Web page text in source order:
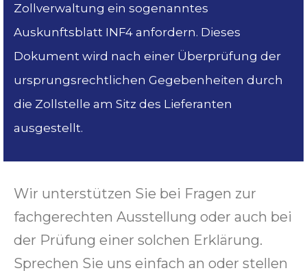
Zollverwaltung ein sogenanntes
Auskunftsblatt INF4 anfordern. Dieses
Dokument wird nach einer Überprüfung der
ursprungsrechtlichen Gegebenheiten durch
die Zollstelle am Sitz des Lieferanten
ausgestellt.
Wir unterstützen Sie bei Fragen zur
fachgerechten Ausstellung oder auch bei
der Prüfung einer solchen Erklärung.
Sprechen Sie uns einfach an oder stellen